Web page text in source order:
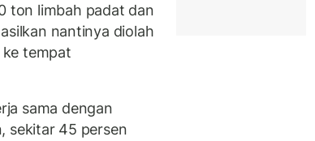
ton limbah padat dan
nantinya diolah
ke tempat
sama dengan
sekitar 45 persen